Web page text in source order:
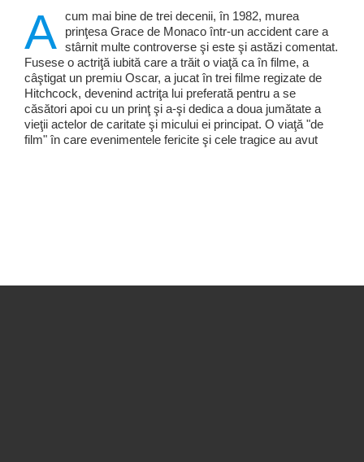
A cum mai bine de trei decenii, în 1982, murea
prinţesa Grace de Monaco într-un accident care a
stârnit multe controverse şi este şi astăzi comentat.
Fusese o actriţă iubită care a trăit o viaţă ca în filme, a
câştigat un premiu Oscar, a jucat în trei filme regizate de
Hitchcock, devenind actriţa lui preferată pentru a se
căsători apoi cu un prinţ şi a-şi dedica a doua jumătate a
vieţii actelor de caritate şi micului ei principat. O viaţă "de
film" în care evenimentele fericite şi cele tragice au avut